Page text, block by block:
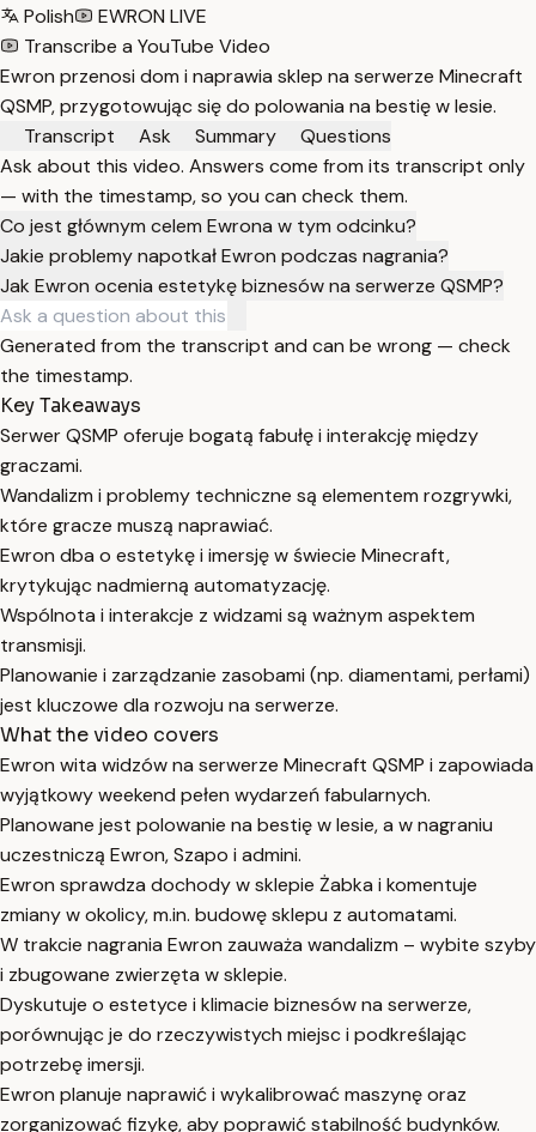
Polish
EWRON LIVE
Transcribe a YouTube Video
Ewron przenosi dom i naprawia sklep na serwerze Minecraft
QSMP, przygotowując się do polowania na bestię w lesie.
Transcript
Ask Summary
Questions
Ask about this video. Answers come from its transcript only
— with the timestamp, so you can check them.
Co jest głównym celem Ewrona w tym odcinku?
Jakie problemy napotkał Ewron podczas nagrania?
Jak Ewron ocenia estetykę biznesów na serwerze QSMP?
Generated from the transcript and can be wrong — check
the timestamp.
Key Takeaways
Serwer QSMP oferuje bogatą fabułę i interakcję między
graczami.
Wandalizm i problemy techniczne są elementem rozgrywki,
które gracze muszą naprawiać.
Ewron dba o estetykę i imersję w świecie Minecraft,
krytykując nadmierną automatyzację.
Wspólnota i interakcje z widzami są ważnym aspektem
transmisji.
Planowanie i zarządzanie zasobami (np. diamentami, perłami)
jest kluczowe dla rozwoju na serwerze.
What the video covers
Ewron wita widzów na serwerze Minecraft QSMP i zapowiada
wyjątkowy weekend pełen wydarzeń fabularnych.
Planowane jest polowanie na bestię w lesie, a w nagraniu
uczestniczą Ewron, Szapo i admini.
Ewron sprawdza dochody w sklepie Żabka i komentuje
zmiany w okolicy, m.in. budowę sklepu z automatami.
W trakcie nagrania Ewron zauważa wandalizm – wybite szyby
i zbugowane zwierzęta w sklepie.
Dyskutuje o estetyce i klimacie biznesów na serwerze,
porównując je do rzeczywistych miejsc i podkreślając
potrzebę imersji.
Ewron planuje naprawić i wykalibrować maszynę oraz
zorganizować fizykę, aby poprawić stabilność budynków.